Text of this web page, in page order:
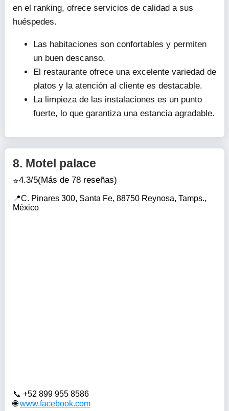
en el ranking, ofrece servicios de calidad a sus
huéspedes.
Las habitaciones son confortables y permiten
un buen descanso.
El restaurante ofrece una excelente variedad de
platos y la atención al cliente es destacable.
La limpieza de las instalaciones es un punto
fuerte, lo que garantiza una estancia agradable.
+52 899 955 8586
www.facebook.com
8. Motel palace
4.3/5(Más de 78 reseñas)
C. Pinares 300, Santa Fe, 88750 Reynosa, Tamps.,
México